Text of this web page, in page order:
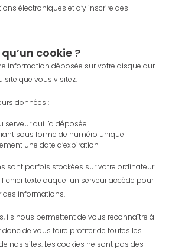
électroniques et d’y inscrire des
cookie ?
information déposée sur votre disque dur
site que vous visitez.
données :
serveur qui l’a déposée
sous forme de numéro unique
une date d’expiration
sont parfois stockées sur votre ordinateur
texte auquel un serveur accède pour
des informations.
ils nous permettent de vous reconnaître à
donc de vous faire profiter de toutes les
nos sites. Les cookies ne sont pas des